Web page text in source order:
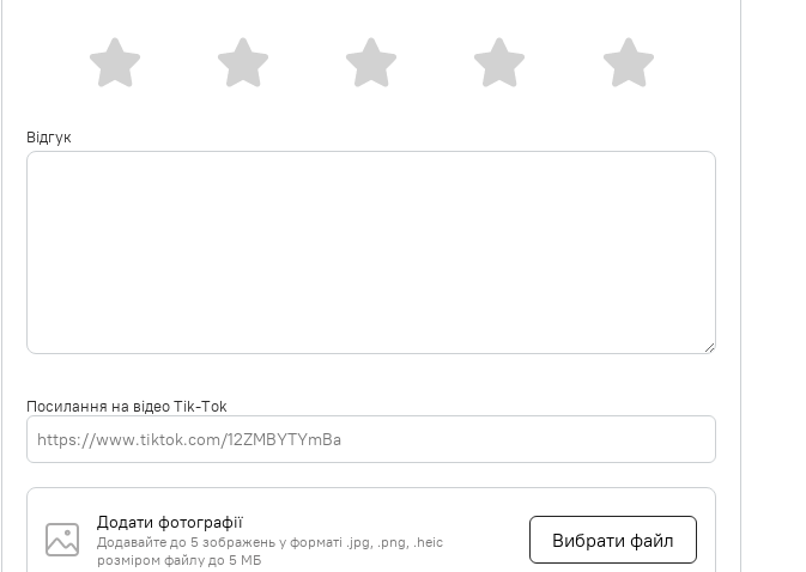
Відгук
Посилання на відео Tik-Tok
Додати фотографії
Додавайте до 5 зображень у форматі .jpg, .png, .heic
розміром файлу до 5 МБ
Вибрати файл